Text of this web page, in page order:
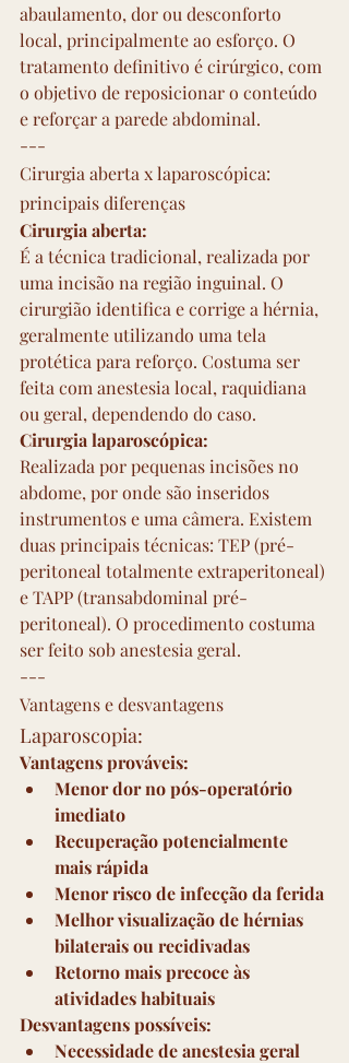
abaulamento, dor ou desconforto
local, principalmente ao esforço. O
tratamento definitivo é cirúrgico, com
o objetivo de reposicionar o conteúdo
e reforçar a parede abdominal.
---
Cirurgia aberta x laparoscópica:
principais diferenças
Cirurgia aberta:
É a técnica tradicional, realizada por
uma incisão na região inguinal. O
cirurgião identifica e corrige a hérnia,
geralmente utilizando uma tela
protética para reforço. Costuma ser
feita com anestesia local, raquidiana
ou geral, dependendo do caso.
Cirurgia laparoscópica:
Realizada por pequenas incisões no
abdome, por onde são inseridos
instrumentos e uma câmera. Existem
duas principais técnicas: TEP (pré-
peritoneal totalmente extraperitoneal)
e TAPP (transabdominal pré-
peritoneal). O procedimento costuma
ser feito sob anestesia geral.
---
Vantagens e desvantagens
Laparoscopia:
Vantagens prováveis:
Menor dor no pós-operatório
imediato
Recuperação potencialmente
mais rápida
Menor risco de infecção da ferida
Melhor visualização de hérnias
bilaterais ou recidivadas
Retorno mais precoce às
atividades habituais
Desvantagens possíveis:
Necessidade de anestesia geral